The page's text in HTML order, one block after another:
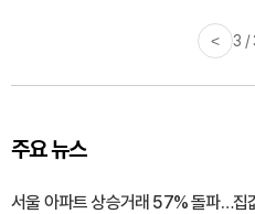
< 3 /
주요 뉴스
서울 아파트 상승거래 57% 돌파…집